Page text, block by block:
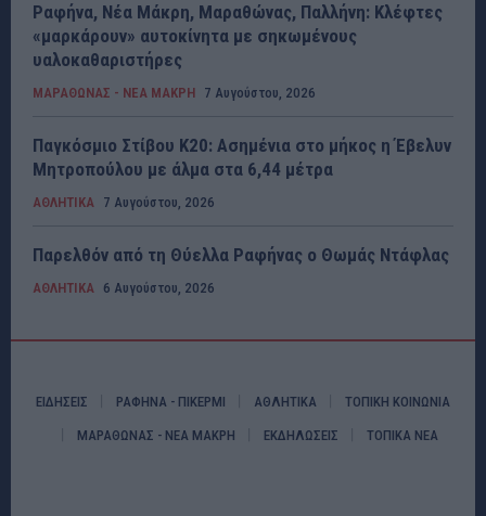
Ραφήνα, Νέα Μάκρη, Μαραθώνας, Παλλήνη: Κλέφτες
«μαρκάρουν» αυτοκίνητα με σηκωμένους
υαλοκαθαριστήρες
ΜΑΡΑΘΩΝΑΣ - ΝΕΑ ΜΑΚΡΗ 7 Αυγούστου, 2026
Παγκόσμιο Στίβου Κ20: Ασημένια στο μήκος η Έβελυν
Μητροπούλου με άλμα στα 6,44 μέτρα
ΑΘΛΗΤΙΚΑ 7 Αυγούστου, 2026
Παρελθόν από τη Θύελλα Ραφήνας ο Θωμάς Ντάφλας
ΑΘΛΗΤΙΚΑ 6 Αυγούστου, 2026
ΕΙΔΗΣΕΙΣ ΡΑΦΗΝΑ - ΠΙΚΕΡΜΙ ΑΘΛΗΤΙΚΑ ΤΟΠΙΚΗ ΚΟΙΝΩΝΙΑ
ΜΑΡΑΘΩΝΑΣ - ΝΕΑ ΜΑΚΡΗ ΕΚΔΗΛΩΣΕΙΣ ΤΟΠΙΚΑ ΝΕΑ